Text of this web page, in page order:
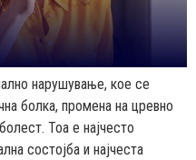
нарушување, кое се
болка, промена на цревно
Тоа е најчесто
состојба и најчеста